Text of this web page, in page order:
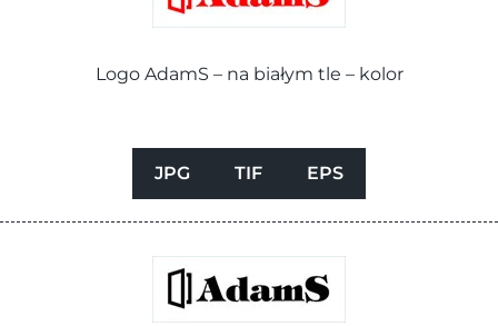
Logo AdamS – na białym tle – kolor
JPG TIF EPS